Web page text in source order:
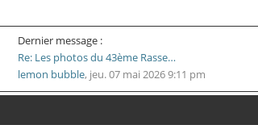
Dernier message :
Re: Les photos du 43ème Rasse…
lemon bubble, jeu. 07 mai 2026 9:11 pm